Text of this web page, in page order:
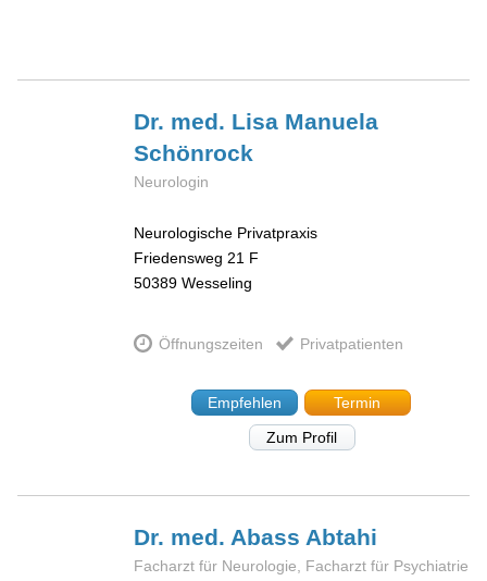
Dr. med. Lisa Manuela
Schönrock
Neurologin
Neurologische Privatpraxis
Friedensweg 21 F
50389 Wesseling
Öffnungszeiten Privatpatienten
Empfehlen
Termin
Zum Profil
Dr. med. Abass Abtahi
Facharzt für Neurologie, Facharzt für Psychiatrie